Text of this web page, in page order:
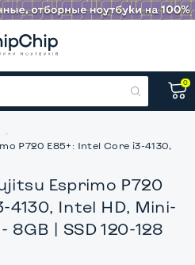
0
P720 E85+: Intel Core i3-4130,
Esprimo P720
4130, Intel HD, Mini-
8GB | SSD 120-128